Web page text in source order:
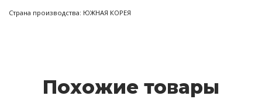
Страна производства: ЮЖНАЯ КОРЕЯ
Похожие товары